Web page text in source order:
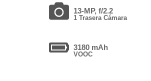
13-MP, f/2.2
1 Trasera Cámara
3180 mAh
VOOC